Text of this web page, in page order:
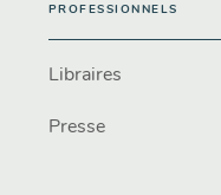
PROFESSIONNELS
Libraires
Presse